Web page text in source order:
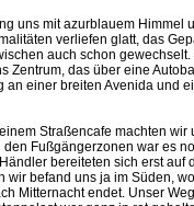
uns mit azurblauem Himmel
verliefen glatt, das
auch schon gewechselt.
Zentrum, das über eine
an einer breiten Avenida und
Straßencafe machten wir
den Fußgängerzonen war es
bereiteten sich erst auf
wir befand uns ja im Süden,
Mitternacht endet. Unser